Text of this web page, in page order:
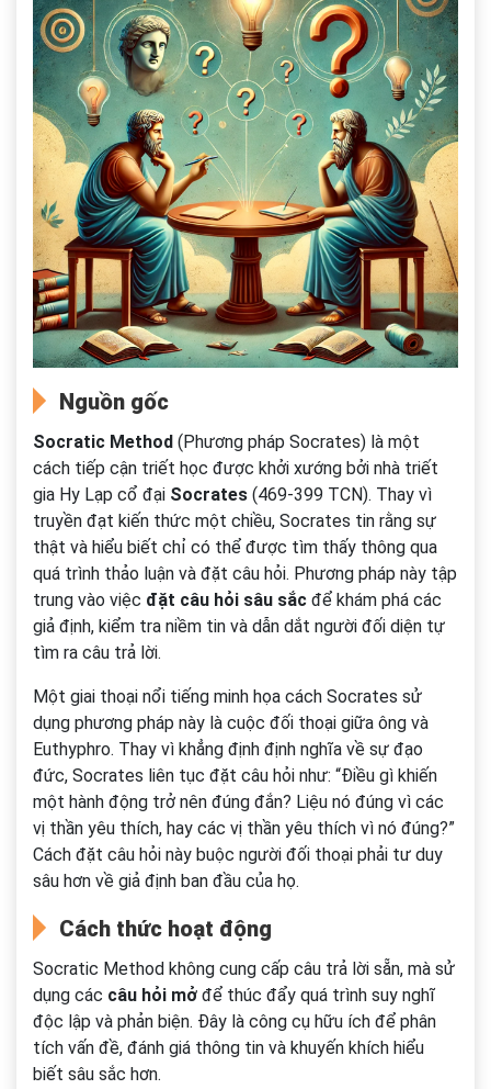
Nguồn gốc
Socratic Method (Phương pháp Socrates) là một
cách tiếp cận triết học được khởi xướng bởi nhà triết
gia Hy Lạp cổ đại Socrates (469-399 TCN). Thay vì
truyền đạt kiến thức một chiều, Socrates tin rằng sự
thật và hiểu biết chỉ có thể được tìm thấy thông qua
quá trình thảo luận và đặt câu hỏi. Phương pháp này tập
trung vào việc đặt câu hỏi sâu sắc để khám phá các
giả định, kiểm tra niềm tin và dẫn dắt người đối diện tự
tìm ra câu trả lời.
Một giai thoại nổi tiếng minh họa cách Socrates sử
dụng phương pháp này là cuộc đối thoại giữa ông và
Euthyphro. Thay vì khẳng định định nghĩa về sự đạo
đức, Socrates liên tục đặt câu hỏi như: “Điều gì khiến
một hành động trở nên đúng đắn? Liệu nó đúng vì các
vị thần yêu thích, hay các vị thần yêu thích vì nó đúng?”
Cách đặt câu hỏi này buộc người đối thoại phải tư duy
sâu hơn về giả định ban đầu của họ.
Cách thức hoạt động
Socratic Method không cung cấp câu trả lời sẵn, mà sử
dụng các câu hỏi mở để thúc đẩy quá trình suy nghĩ
độc lập và phản biện. Đây là công cụ hữu ích để phân
tích vấn đề, đánh giá thông tin và khuyến khích hiểu
biết sâu sắc hơn.